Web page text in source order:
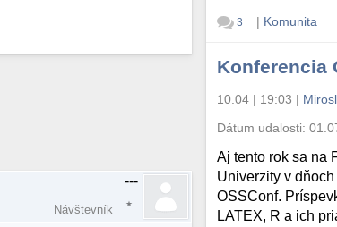
---
Návštevník
3 | Komunita
Konferencia
10.04 | 19:03 |
Dátum udalosti:
Aj tento rok sa na
Univerzity v
OSSConf.
LATEX, R a ich